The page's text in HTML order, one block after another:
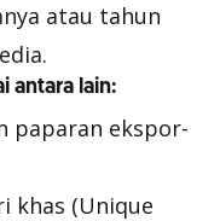
atau tahun
antara lain:
paparan ekspor-
khas (Unique